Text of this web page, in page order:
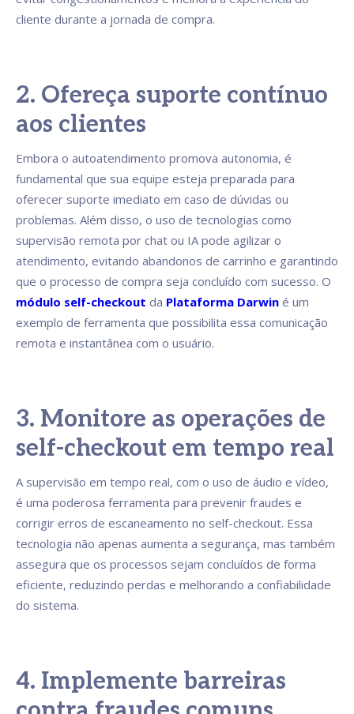
cliente durante a jornada de compra.
2. Ofereça suporte contínuo
aos clientes
Embora o autoatendimento promova autonomia, é
fundamental que sua equipe esteja preparada para
oferecer suporte imediato em caso de dúvidas ou
problemas. Além disso, o uso de tecnologias como
supervisão remota por chat ou IA pode agilizar o
atendimento, evitando abandonos de carrinho e garantindo
que o processo de compra seja concluído com sucesso. O
módulo self-checkout da Plataforma Darwin é um
exemplo de ferramenta que possibilita essa comunicação
remota e instantânea com o usuário.
3. Monitore as operações de
self-checkout em tempo real
A supervisão em tempo real, com o uso de áudio e vídeo,
é uma poderosa ferramenta para prevenir fraudes e
corrigir erros de escaneamento no self-checkout. Essa
tecnologia não apenas aumenta a segurança, mas também
assegura que os processos sejam concluídos de forma
eficiente, reduzindo perdas e melhorando a confiabilidade
do sistema.
4. Implemente barreiras